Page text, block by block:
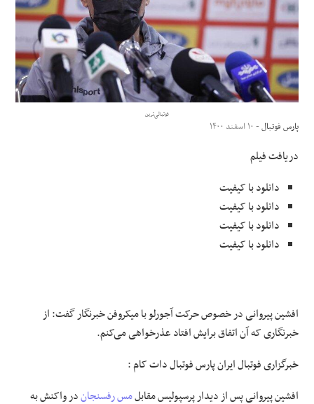
حوادث
علوم و فن آوری
فرهنگی و هنری
مقالات
فوتبالی‌ترین
پارس فوتبال- ۱۰ اسفند ۱۴۰۰
دریافت فیلم
دانلود با کیفیت
دانلود با کیفیت
دانلود با کیفیت
دانلود با کیفیت
افشین پیروانی در خصوص حرکت آجورلو با میکروفن خبرنگار گفت: از
خبرنگاری که آن اتفاق برایش افتاد عذرخواهی می‌کنم.
خبرگزاری فوتبال ایران پارس فوتبال دات کام :
افشین پیروانی پس از دیدار پرسپولیس مقابلمس رفسنجاندر واکنش به